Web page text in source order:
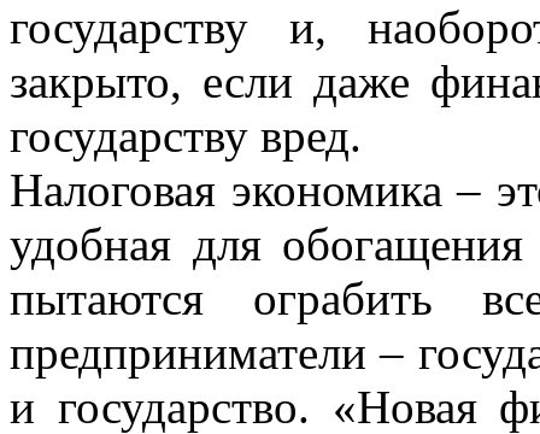
государству и,
закрыто, если даже
государству вред.
Налоговая экономика –
удобная для
пытаются ограбить
предприниматели –
и государство. «Новая